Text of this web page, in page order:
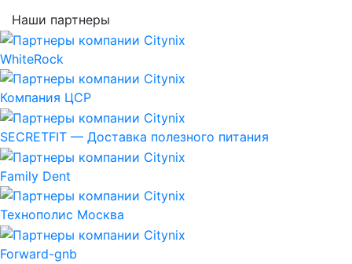
Наши партнеры
WhiteRock
Компания ЦСР
SECRETFIT — Доставка полезного питания
Family Dent
Технополис Москва
Forward-gnb